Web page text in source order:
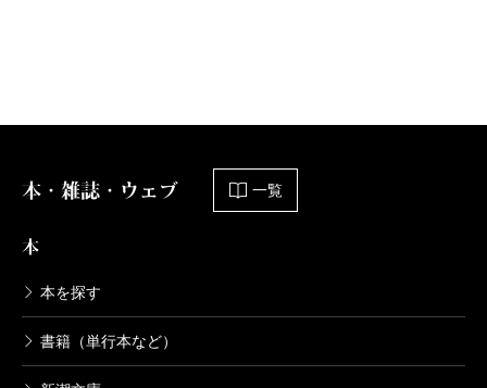
本・雑誌・ウェブ 一覧
本
本を探す
書籍（単行本など）